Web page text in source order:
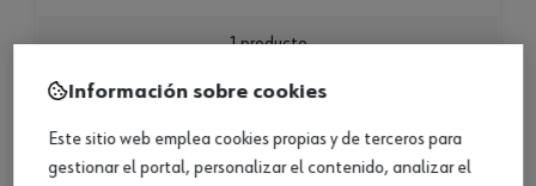
1 producto
Consultar versiones
Eliminador de óxido Würth para combatir la
Información sobre cookies
Este sitio web emplea cookies propias y de terceros para
gestionar el portal, personalizar el contenido, analizar el